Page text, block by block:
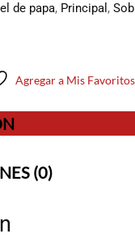
de papa, Principal ,
Agregar a Mis Favoritos
(0)